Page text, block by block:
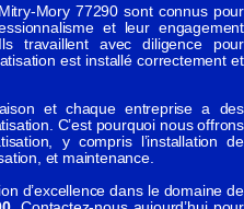
Mory 77290 sont connus pour
et leur engagement
travaillent avec diligence pour
est installé correctement et
et chaque entreprise a des
C’est pourquoi nous offrons
y compris l’installation de
et maintenance.
d’excellence dans le domaine de